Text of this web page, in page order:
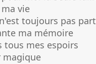
vie
toujours pas
ma mémoire
tous mes espoirs
magique